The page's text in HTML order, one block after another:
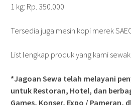
1 kg: Rp. 350.000
Tersedia juga mesin kopi merek
List lengkap produk yang kami
*Jagoan Sewa telah melayani
untuk Restoran, Hotel, dan
Games, Konser, Expo / Pameran,